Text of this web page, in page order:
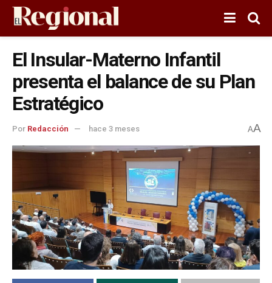
El Insular-Materno Infantil
presenta el balance de su Plan
Estratégico
Por Redacción hace 3 meses AA